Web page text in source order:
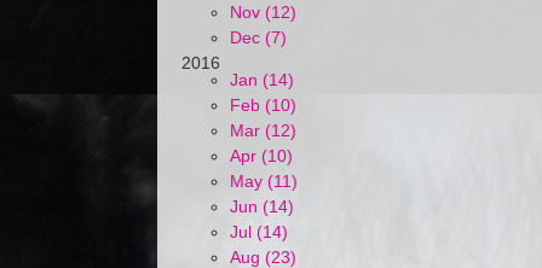
Nov (12)
Dec (7)
2016
Jan (14)
Feb (10)
Mar (12)
Apr (10)
May (11)
Jun (14)
Jul (14)
Aug (23)